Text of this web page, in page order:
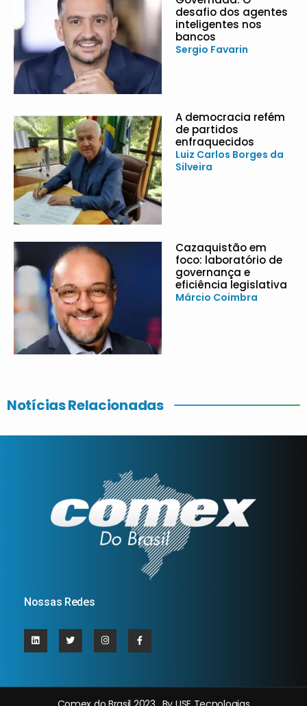
desafio dos agentes
inteligentes nos
bancos
Sergio Favarin
A democracia refém
de partidos
enfraquecidos
Luiz Carlos Borges da
Silveira
Cazaquistão em
foco: laboratório de
governança e
eficiência legislativa
Márcio Coimbra
Notícias Relacionadas
Nossas Redes